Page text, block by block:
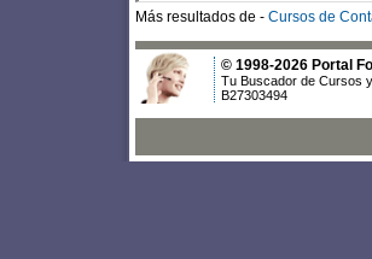
Más resultados de - Cursos de
© 1998-2026 Portal
Tu Buscador de Cursos
B27303494